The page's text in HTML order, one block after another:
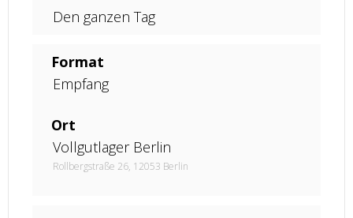
Den ganzen Tag
Format
Empfang
Ort
Vollgutlager Berlin
Rollbergstraße 26, 12053 Berlin